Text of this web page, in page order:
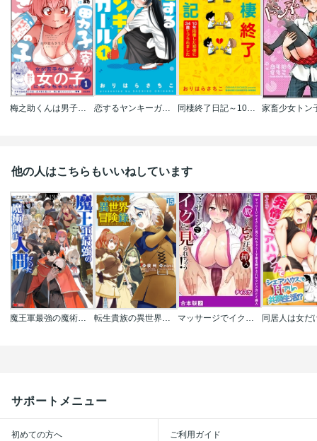
恋するヤンキーガール
他の人はこちらもいいねしています
転生貴族の異世界冒険録
サポートメニュー
初めての方へ ご利用ガイド